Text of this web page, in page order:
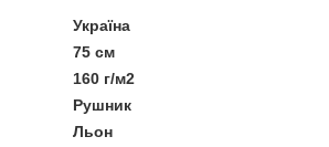
Україна
75 см
160 г/м2
Рушник
Льон